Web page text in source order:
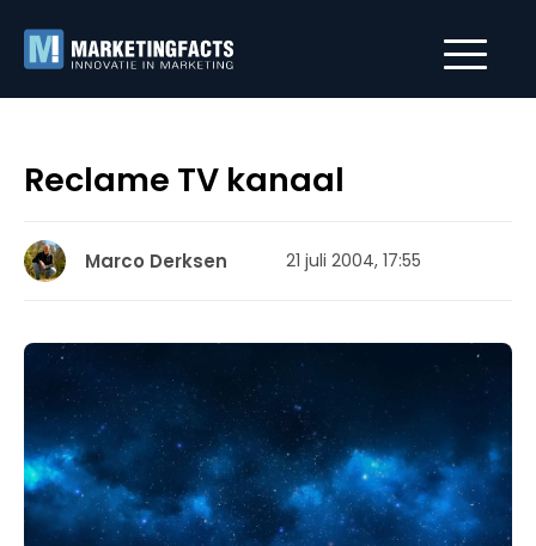
Reclame TV kanaal
Marco Derksen 21 juli 2004, 17:55